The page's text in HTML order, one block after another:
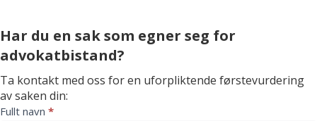
Har du en sak som egner seg for
advokatbistand?
Ta kontakt med oss for en uforpliktende førstevurdering
av saken din:
Kontaktskjema
Fullt navn *